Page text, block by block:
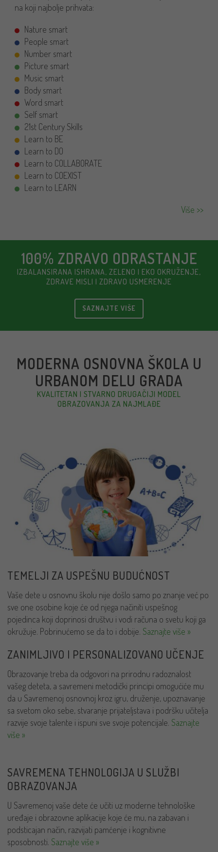
na koji najbolje prihvata:
Nature smart
People smart
Number smart
Picture smart
Music smart
Body smart
Word smart
Self smart
21st Century Skills
Learn to BE
Learn to DO
Learn to COLLABORATE
Learn to COEXIST
Learn to LEARN
Više >>
100% ZDRAVO ODRASTANJE
IZBALANSIRANA ISHRANA, ZELENO I EKO OKRUŽENJE,
ZDRAVE MISLI I ZDRAVO USMERENJE
SAZNAJTE VIŠE
MODERNA OSNOVNA ŠKOLA U
URBANOM DELU GRADA
KVALITETAN I STVARNO DRUGAČIJI MODEL
OBRAZOVANJA ZA NAJMLAĐE
TEMELJI ZA USPEŠNU BUDUĆNOST
Vaše dete u osnovnu školu nije došlo samo po znanje već po
sve one osobine koje će od njega načiniti uspešnog
pojedinca koji doprinosi društvu i vodi računa o svetu koji ga
okružuje. Pobrinućemo se da to i dobije. Saznajte više »
ZANIMLJIVO I PERSONALIZOVANO UČENJE
Obrazovanje treba da odgovori na prirodnu radoznalost
vašeg deteta, a savremeni metodički principi omogućiće mu
da u Savremenoj osnovnoj kroz igru, druženje, upoznavanje
sa svetom oko sebe, stvaranje prijateljstava i podršku učitelja
razvije svoje talente i ispuni sve svoje potencijale. Saznajte
više »
SAVREMENA TEHNOLOGIJA U SLUŽBI
OBRAZOVANJA
U Savremenoj vaše dete će učiti uz moderne tehnološke
uređaje i obrazovne aplikacije koje će mu, na zabavan i
podsticajan način, razvijati pamćenje i kognitivne
sposobnosti. Saznajte više »